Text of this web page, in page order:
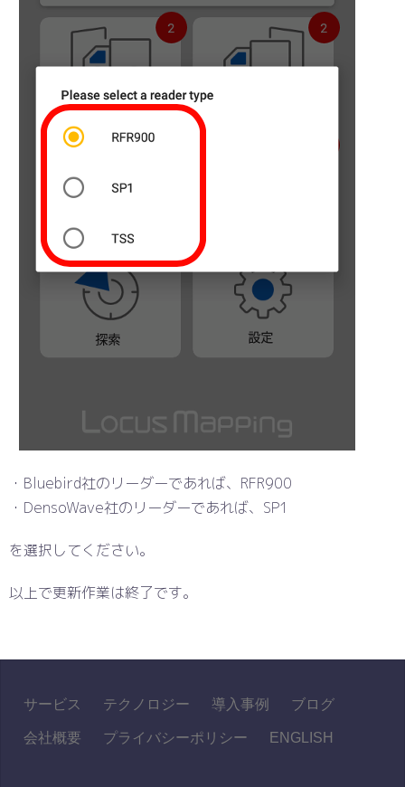
・Bluebird社のリーダーであれば、RFR900
・DensoWave社のリーダーであれば、SP1
を選択してください。
以上で更新作業は終了です。
サービス テクノロジー 導入事例 ブログ
会社概要 プライバシーポリシー ENGLISH